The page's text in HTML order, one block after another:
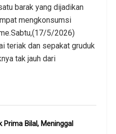
barak yang dijadikan
mengkonsumsi
5/2026)
teriak dan sepakat gruduk
tak jauh dari
Prima Bilal, Meninggal